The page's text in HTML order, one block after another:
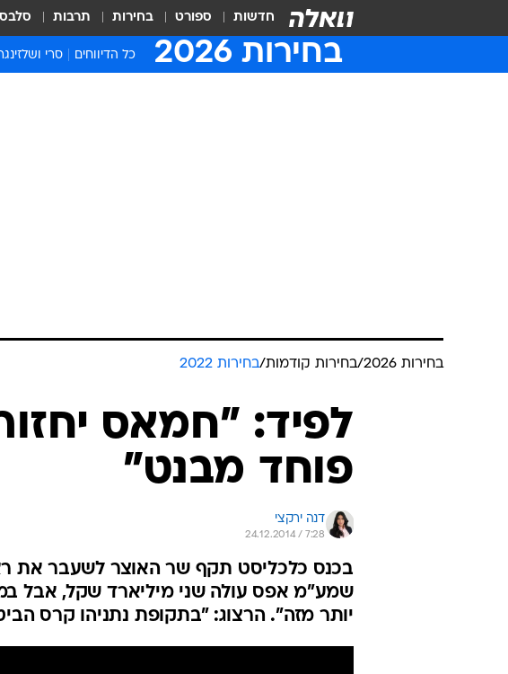
חדשות ספורט בחירות תרבות סלבס
בחירות 2026 כל הדיווחים סרי
בחירות 2026 /בחירות קודמות/בחירות 2022
לפיד: "חמאס
פוחד מבנט"
דנה ירקצי
24.12.2014 / 7:28
בכנס כלכליסט תקף שר האוצר לשעבר את
שמע"מ אפס עולה שני מיליארד שקל, אבל
יותר מזה". הרצוג: "בתקופת נתניהו קרס